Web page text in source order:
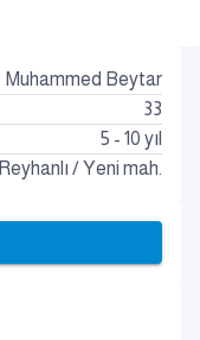
Muhammed Beytar
33
5 - 10 yıl
Reyhanlı/Yeni mah.